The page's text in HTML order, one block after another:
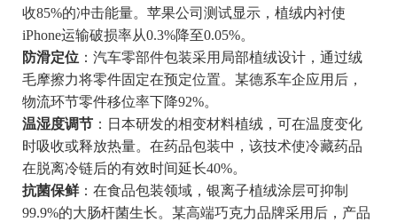
收85%的冲击能量。苹果公司测试显示，植绒内衬使
iPhone运输破损率从0.3%降至0.05%。
防滑定位：汽车零部件包装采用局部植绒设计，通过绒
毛摩擦力将零件固定在预定位置。某德系车企应用后，
物流环节零件移位率下降92%。
温湿度调节：日本研发的相变材料植绒，可在温度变化
时吸收或释放热量。在药品包装中，该技术使冷藏药品
在脱离冷链后的有效时间延长40%。
抗菌保鲜：在食品包装领域，银离子植绒涂层可抑制
99.9%的大肠杆菌生长。某高端巧克力品牌采用后，产品